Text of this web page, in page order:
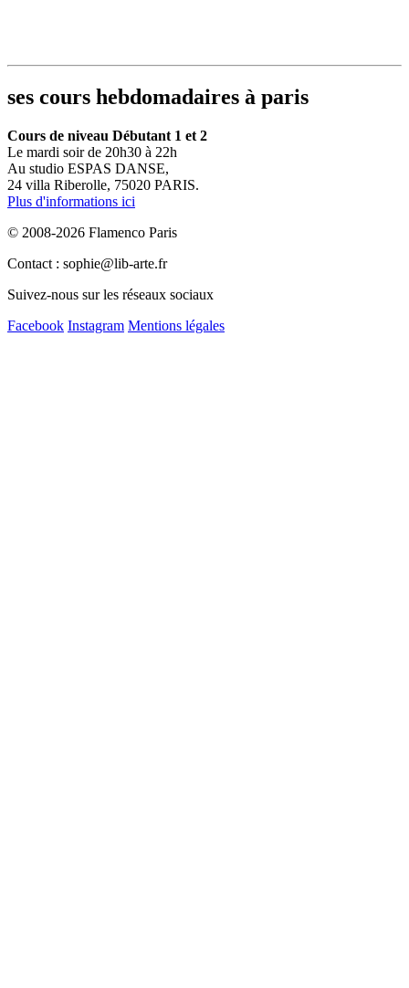
ses cours hebdomadaires à paris
Cours de niveau Débutant 1 et 2
Le mardi soir de 20h30 à 22h
Au studio ESPAS DANSE,
24 villa Riberolle, 75020 PARIS.
Plus d'informations ici
© 2008-2026 Flamenco Paris
Contact : sophie@lib-arte.fr
Suivez-nous sur les réseaux sociaux
Facebook Instagram Mentions légales